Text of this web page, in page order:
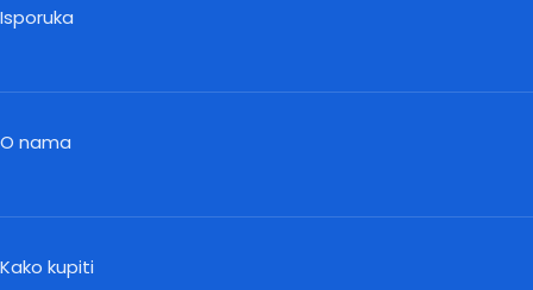
Isporuka
O nama
Kako kupiti